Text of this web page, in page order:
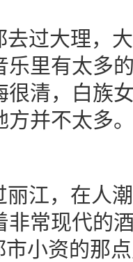
大理，大
乐里有太多
很清，白族
方并不太多
，在人潮
非常现代的
市小资的